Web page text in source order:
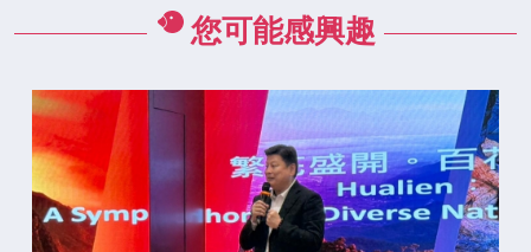
您可能感興趣